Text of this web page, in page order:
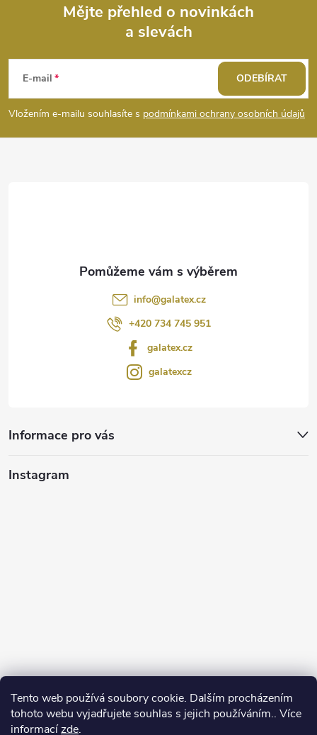
Tento web používá soubory cookie. Dalším procházením
tohoto webu vyjadřujete souhlas s jejich používáním.. Více
informacízde.
p
a
Mějte přehled o novinkách
a slevách
E-mail
Vložením e-mailu souhlasíte s podmínkami ochrany osobních údajů
ODEBÍRAT
info@galatex.cz
+420 734 745 951
galatex.cz
galatexcz
Informace pro vás
Instagram
Sledovat na Instagramu